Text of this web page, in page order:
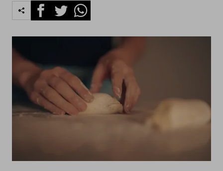
FacebookTwitterWhatsapp